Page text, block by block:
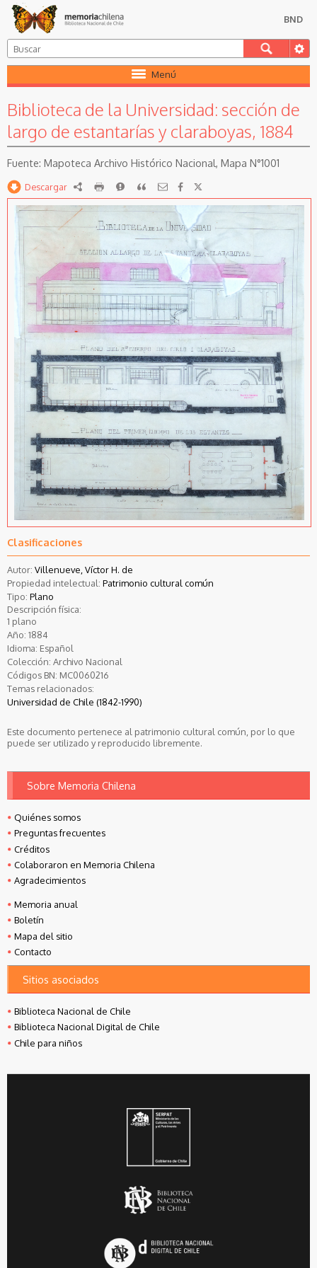
BND
Menú
Biblioteca de la Universidad: sección de
largo de estantarías y claraboyas, 1884
Mapoteca Archivo Histórico Nacional, Mapa N°1001
Descargar RDF imprimirReportarCitar
Clasificaciones
Autor: Villenueve, Víctor H. de
Propiedad intelectual: Patrimonio cultural común
Tipo: Plano
Descripción física:
1 plano
Año: 1884
Idioma: Español
Colección: Archivo Nacional
Códigos BN: MC0060216
Temas relacionados:
Universidad de Chile (1842-1990)
Este documento pertenece al patrimonio cultural común, por lo que
puede ser utilizado y reproducido libremente.
Sobre Memoria Chilena
Quiénes somos
Preguntas frecuentes
Créditos
Colaboraron en Memoria Chilena
Agradecimientos
Memoria anual
Boletín
Mapa del sitio
Contacto
Sitios asociados
Biblioteca Nacional de Chile
Biblioteca Nacional Digital de Chile
Chile para niños